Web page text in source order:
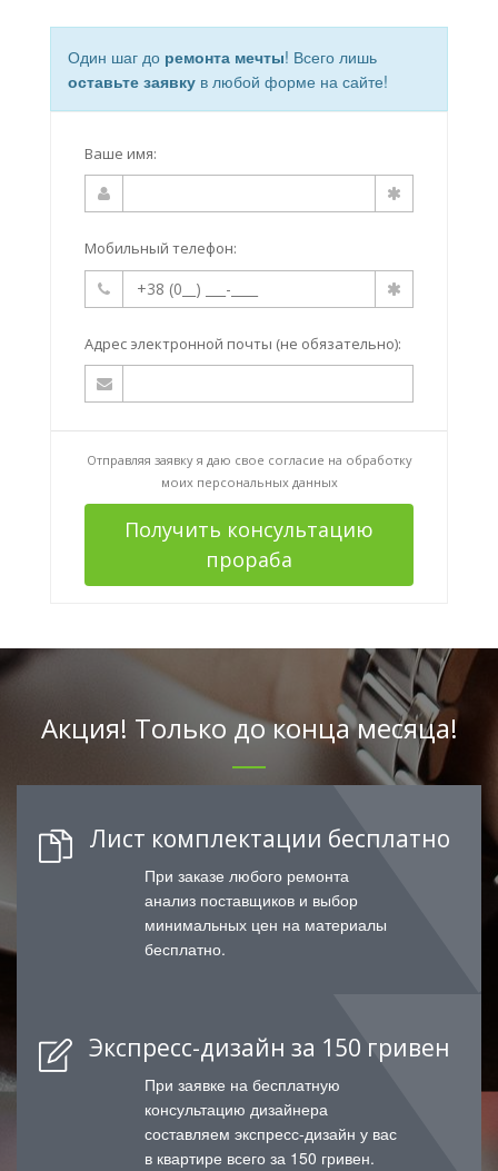
Один шаг до ремонта мечты! Всего лишь
оставьте заявку в любой форме на сайте!
Ваше имя:
Мобильный телефон:
Адрес электронной почты (не обязательно):
Отправляя заявку я даю свое согласие на обработку
моих персональных данных
Получить консультацию
прораба
Акция! Только до конца месяца!
Лист комплектации бесплатно
При заказе любого ремонта
анализ поставщиков и выбор
минимальных цен на материалы
бесплатно.
Экспресс-дизайн за 150 гривен
При заявке на бесплатную
консультацию дизайнера
составляем экспресс-дизайн у вас
в квартире всего за 150 гривен.